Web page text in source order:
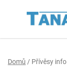
Domů / Přívěsy info